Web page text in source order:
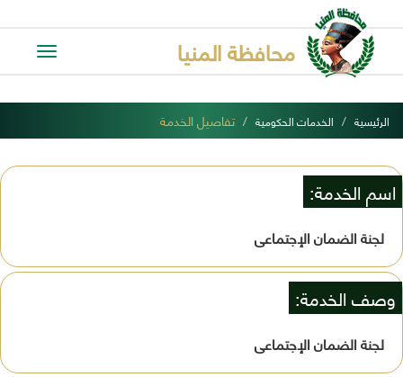
Toggle
محافظة المنيا
الرئيسية الخدمات الحكومية تفاصيل الخدمة
اسم الخدمة:
لجنة الضمان الإجتماعى
وصف الخدمة:
لجنة الضمان الإجتماعى